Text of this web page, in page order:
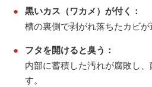
● 黒いカス（ワカメ）が付く：
槽の裏側で剥がれ落ちたカビが
●
フタを開けると臭う：
内部に蓄積した汚れが腐敗し
す。